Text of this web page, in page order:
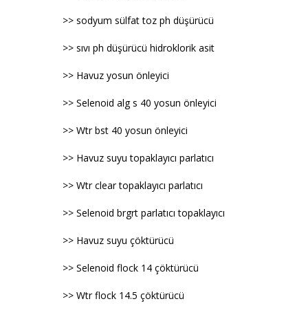
>> sodyum sülfat toz ph düşürücü
>> sıvı ph düşürücü hidroklorik asit
>> Havuz yosun önleyici
>> Selenoid alg s 40 yosun önleyici
>> Wtr bst 40 yosun önleyici
>> Havuz suyu topaklayıcı parlatıcı
>> Wtr clear topaklayıcı parlatıcı
>> Selenoid brgrt parlatıcı topaklayıcı
>> Havuz suyu çöktürücü
>> Selenoid flock 14 çöktürücü
>> Wtr flock 14.5 çöktürücü